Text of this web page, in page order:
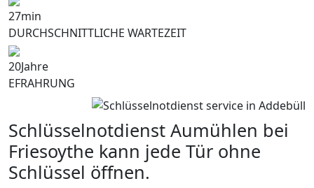
27min
DURCHSCHNITTLICHE WARTEZEIT
20Jahre
EFRAHRUNG
Schlüsselnotdienst Aumühlen bei
Friesoythe kann jede Tür ohne
Schlüssel öffnen.